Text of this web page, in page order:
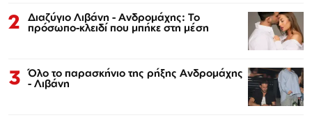
2 Διαζύγιο Λιβάνη - Ανδρομάχης: Το
πρόσωπο-κλειδί που μπήκε στη μέση
3 Όλο το παρασκήνιο της ρήξης Ανδρομάχης
- Λιβάνη